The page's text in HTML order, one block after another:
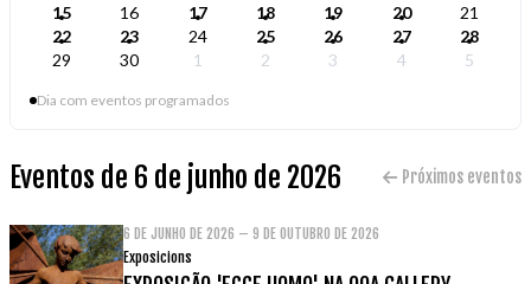
15
16 17 18 19 20
21
22
23 24 25 26 27
28
29
30 1 2 3 4 5
Dia com eventos programados
Eventos de 6 de junho de 2026 Próximos eventos
6 DE JUNHO DE 2026 – 9 DE OUTUBRO DE 2026
Exposicions